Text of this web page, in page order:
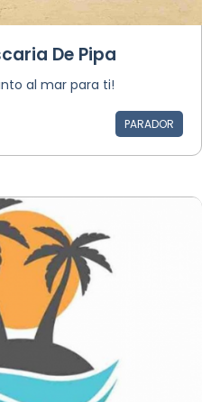
De Pipa
al mar para ti!
PARADOR